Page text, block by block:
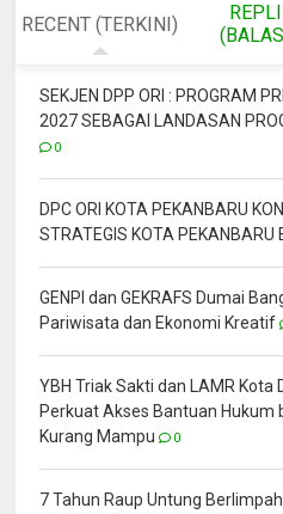
RECENT (TERKINI)
SEKJEN DPP ORI : PROGRAM
2027 SEBAGAI LANDASAN
0
DPC ORI KOTA PEKANBARU
STRATEGIS KOTA PEKANBARU
GENPI dan GEKRAFS Dumai
Pariwisata dan Ekonomi Kreatif
YBH Triak Sakti dan LAMR Kota
Perkuat Akses Bantuan Hukum
Kurang Mampu
0
7 Tahun Raup Untung